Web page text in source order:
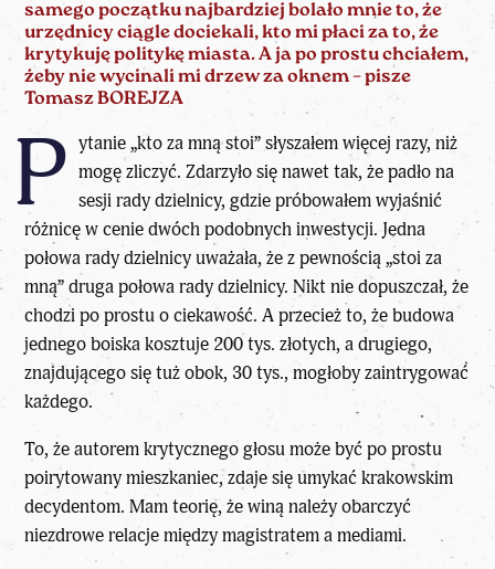
samego początku najbardziej bolało mnie to, że
urzędnicy ciągle dociekali, kto mi płaci za to, że
krytykuję politykę miasta. A ja po prostu chciałem,
żeby nie wycinali mi drzew za oknem – pisze
Tomasz BOREJZA
P ytanie „kto za mną stoi” słyszałem więcej razy, niż
mogę zliczyć. Zdarzyło się nawet tak, że padło na
sesji rady dzielnicy, gdzie próbowałem wyjaśnić
różnicę w cenie dwóch podobnych inwestycji. Jedna
połowa rady dzielnicy uważała, że z pewnością „stoi za
mną” druga połowa rady dzielnicy. Nikt nie dopuszczał, że
chodzi po prostu o ciekawość. A przecież to, że budowa
jednego boiska kosztuje 200 tys. złotych, a drugiego,
znajdującego się tuż obok, 30 tys., mogłoby zaintrygować
każdego.
To, że autorem krytycznego głosu może być po prostu
poirytowany mieszkaniec, zdaje się umykać krakowskim
decydentom. Mam teorię, że winą należy obarczyć
niezdrowe relacje między magistratem a mediami.